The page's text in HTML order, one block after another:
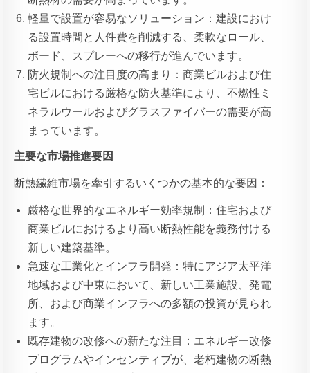
軽量で設置が容易なソリューション：建設におけ
る設置時間と人件費を削減する、柔軟なロール、
ボード、スプレーへの移行が進んでいます。
防火規制への注目度の高まり：商業ビルおよび住
宅ビルにおける厳格な防火基準により、不燃性ミ
ネラルウールおよびグラスファイバーの需要が高
まっています。
主要な市場推進要因
断熱繊維市場を牽引するいくつかの基本的な要因：
厳格な世界的なエネルギー効率規制：住宅および
商業ビルにおけるより高い断熱性能を義務付ける
新しい建築基準。
急速な工業化とインフラ開発：特にアジア太平洋
地域および中東において、新しい工業施設、発電
所、および商業インフラへの多額の投資が見られ
ます。
既存建物の改修への新たな注目：エネルギー改修
プログラムやインセンティブが、老朽建物の断熱